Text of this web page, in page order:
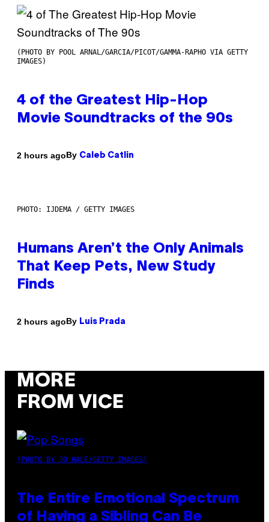
(PHOTO BY POOL ARNAL/GARCIA/PICOT/GAMMA-RAPHO VIA GETTY
IMAGES)
4 of the Greatest Hip-Hop
Movie Soundtracks of the 90s
2 hours agoBy Caleb Catlin
PHOTO: IJDEMA / GETTY IMAGES
Humans Aren’t the Only Animals
That Keep Pets, New Study
Finds
2 hours agoBy Luis Prada
MORE
FROM VICE
(PHOTO BY JO HALE/GETTY IMAGES)
The Entire Emotional Spectrum
of Having a Sibling Can Be